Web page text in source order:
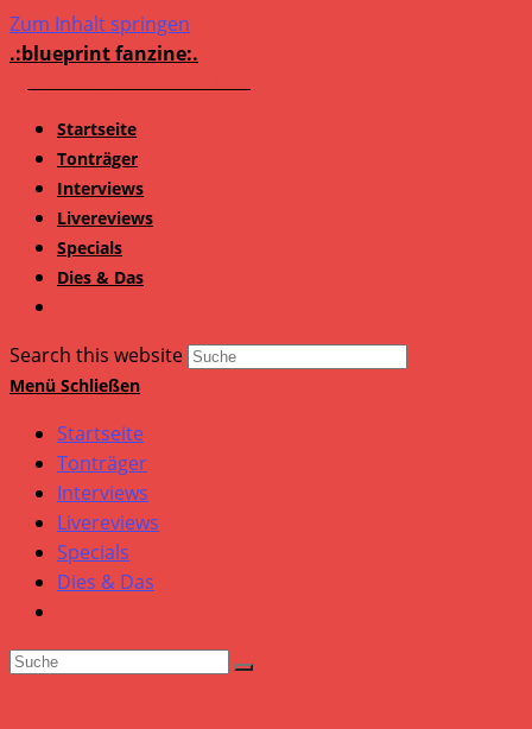
Zum Inhalt springen
.:blueprint fanzine:.
Startseite
Tonträger
Interviews
Livereviews
Specials
Dies & Das
Search this website
Menü Schließen
Startseite
Tonträger
Interviews
Livereviews
Specials
Dies & Das